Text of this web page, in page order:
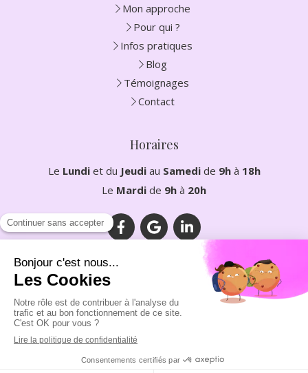
Mon approche
Pour qui ?
Infos pratiques
Blog
Témoignages
Contact
Horaires
Le Lundiet du Jeudiau Samedide 9hà 18h
Le Mardi de 9h à 20h
Mentions légales
©2023 LEVET Mélia - Diététicienne nutritionniste et
nutrithérapeute Clarafond-Arcine